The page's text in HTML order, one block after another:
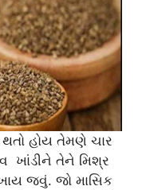
થતો હોય તેમણે ચાર
તેને મિશ્ર
જવું. જો માસિક